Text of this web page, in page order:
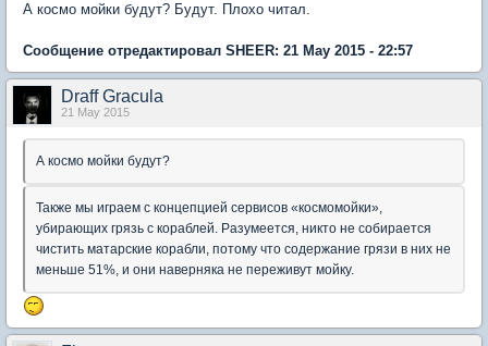
А космо мойки будут? Будут. Плохо читал.
Сообщение отредактировал SHEER: 21 May 2015 - 22:57
Draff Gracula
21 May 2015
А космо мойки будут?
Также мы играем с концепцией сервисов «космомойки»,
убирающих грязь с кораблей. Разумеется, никто не собирается
чистить матарские корабли, потому что содержание грязи в них не
меньше 51%, и они наверняка не переживут мойку.